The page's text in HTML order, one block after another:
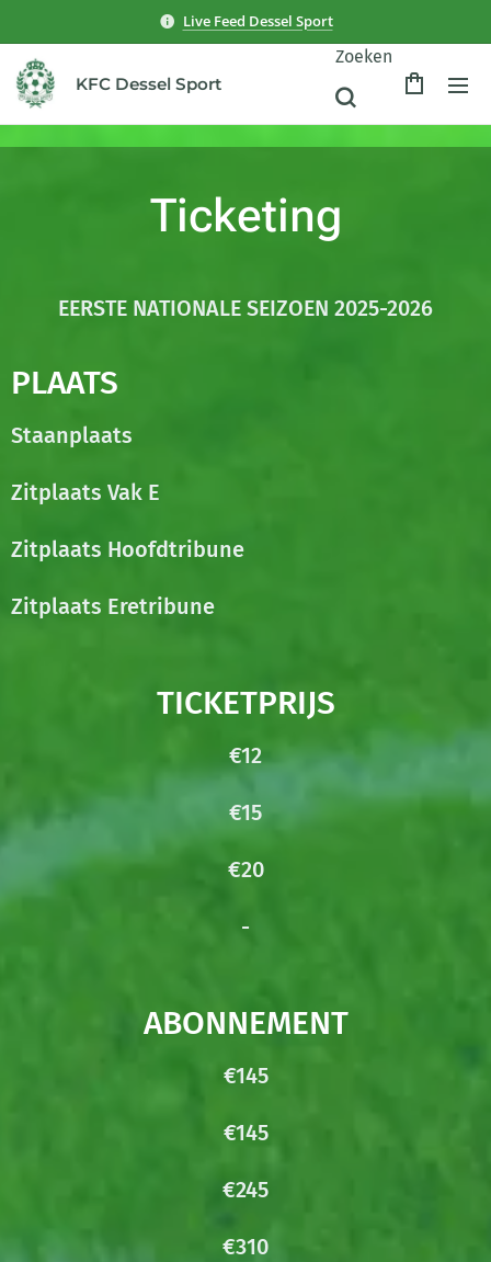
Live Feed Dessel Sport
KFC Dessel Sport
Zoeken
Ticketing
EERSTE NATIONALE SEIZOEN 2025-2026
PLAATS
Staanplaats
Zitplaats Vak E
Zitplaats Hoofdtribune
Zitplaats Eretribune
TICKETPRIJS
€12
€15
€20
-
ABONNEMENT
€145
€145
€245
€310